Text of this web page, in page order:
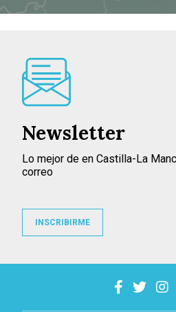
Newsletter
Lo mejor de en Castilla-La
correo
INSCRIBIRME